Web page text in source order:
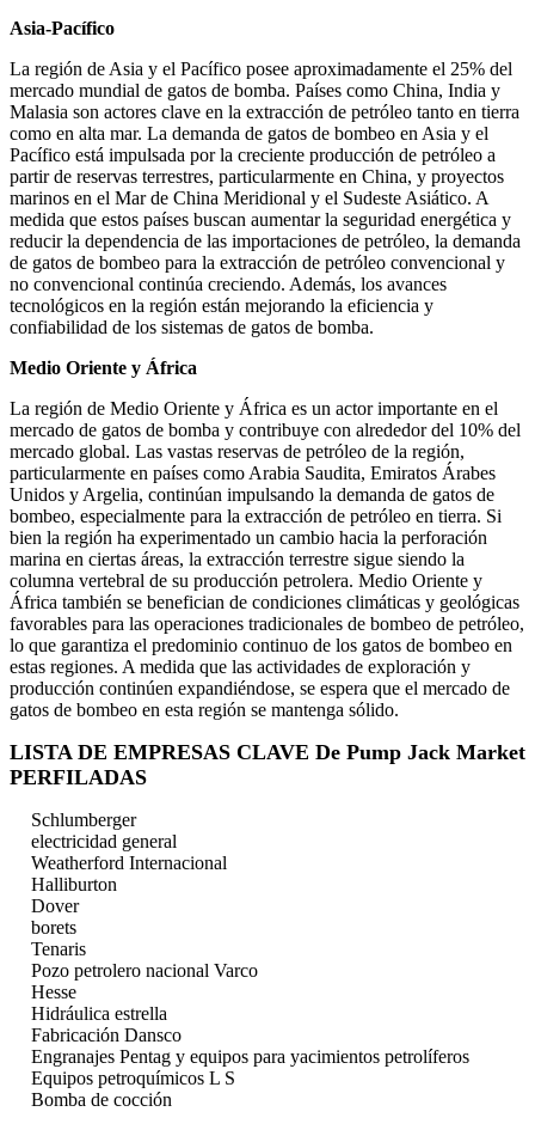
Asia-Pacífico
La región de Asia y el Pacífico posee aproximadamente el 25% del
mercado mundial de gatos de bomba. Países como China, India y
Malasia son actores clave en la extracción de petróleo tanto en tierra
como en alta mar. La demanda de gatos de bombeo en Asia y el
Pacífico está impulsada por la creciente producción de petróleo a
partir de reservas terrestres, particularmente en China, y proyectos
marinos en el Mar de China Meridional y el Sudeste Asiático. A
medida que estos países buscan aumentar la seguridad energética y
reducir la dependencia de las importaciones de petróleo, la demanda
de gatos de bombeo para la extracción de petróleo convencional y
no convencional continúa creciendo. Además, los avances
tecnológicos en la región están mejorando la eficiencia y
confiabilidad de los sistemas de gatos de bomba.
Medio Oriente y África
La región de Medio Oriente y África es un actor importante en el
mercado de gatos de bomba y contribuye con alrededor del 10% del
mercado global. Las vastas reservas de petróleo de la región,
particularmente en países como Arabia Saudita, Emiratos Árabes
Unidos y Argelia, continúan impulsando la demanda de gatos de
bombeo, especialmente para la extracción de petróleo en tierra. Si
bien la región ha experimentado un cambio hacia la perforación
marina en ciertas áreas, la extracción terrestre sigue siendo la
columna vertebral de su producción petrolera. Medio Oriente y
África también se benefician de condiciones climáticas y geológicas
favorables para las operaciones tradicionales de bombeo de petróleo,
lo que garantiza el predominio continuo de los gatos de bombeo en
estas regiones. A medida que las actividades de exploración y
producción continúen expandiéndose, se espera que el mercado de
gatos de bombeo en esta región se mantenga sólido.
LISTA DE EMPRESAS CLAVE De Pump Jack Market
PERFILADAS
Schlumberger
electricidad general
Weatherford Internacional
Halliburton
Dover
borets
Tenaris
Pozo petrolero nacional Varco
Hesse
Hidráulica estrella
Fabricación Dansco
Engranajes Pentag y equipos para yacimientos petrolíferos
Equipos petroquímicos L S
Bomba de cocción